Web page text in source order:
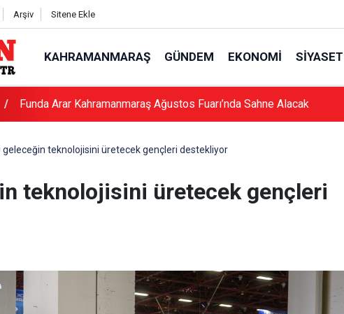
Arşiv Sitene Ekle
KAHRAMANMARAŞ GÜNDEM EKONOMI SIYASET
Funda Arar Kahramanmaraş Ağustos Fuarı’nda Sahne Alacak
geleceğin teknolojisini üretecek gençleri destekliyor
teknolojisini üretecek gençleri